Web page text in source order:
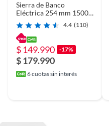
Sierra de Banco
Eléctrica 254 mm 1500
W TS2546
4.4 (110)
$ 149.990 -17%
$ 179.990
6cuotas sin interés